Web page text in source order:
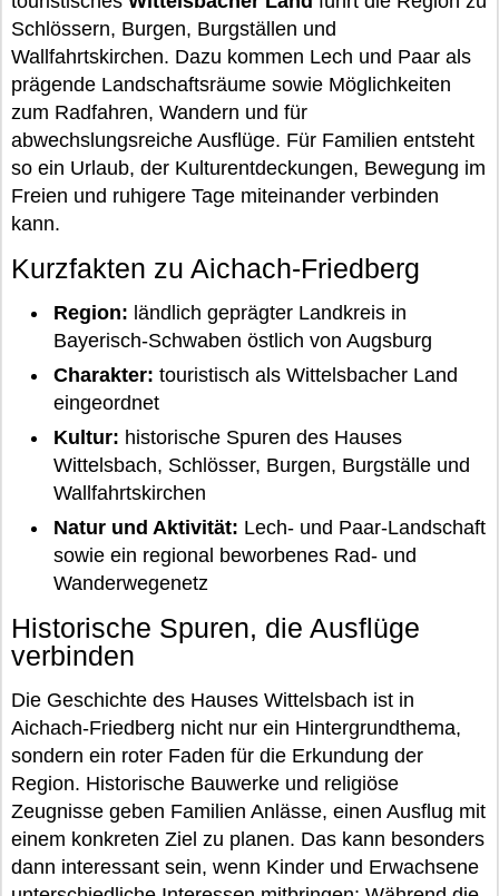
Schlössern, Burgen, Burgställen und
Wallfahrtskirchen. Dazu kommen Lech und Paar als
prägende Landschaftsräume sowie Möglichkeiten
zum Radfahren, Wandern und für
abwechslungsreiche Ausflüge. Für Familien entsteht
so ein Urlaub, der Kulturentdeckungen, Bewegung im
Freien und ruhigere Tage miteinander verbinden
kann.
Kurzfakten zu Aichach-Friedberg
Region: ländlich geprägter Landkreis in
Bayerisch-Schwaben östlich von Augsburg
Charakter: touristisch als Wittelsbacher Land
eingeordnet
Kultur: historische Spuren des Hauses
Wittelsbach, Schlösser, Burgen, Burgställe und
Wallfahrtskirchen
Natur und Aktivität: Lech- und Paar-Landschaft
sowie ein regional beworbenes Rad- und
Wanderwegenetz
Historische Spuren, die Ausflüge
verbinden
Die Geschichte des Hauses Wittelsbach ist in
Aichach-Friedberg nicht nur ein Hintergrundthema,
sondern ein roter Faden für die Erkundung der
Region. Historische Bauwerke und religiöse
Zeugnisse geben Familien Anlässe, einen Ausflug mit
einem konkreten Ziel zu planen. Das kann besonders
dann interessant sein, wenn Kinder und Erwachsene